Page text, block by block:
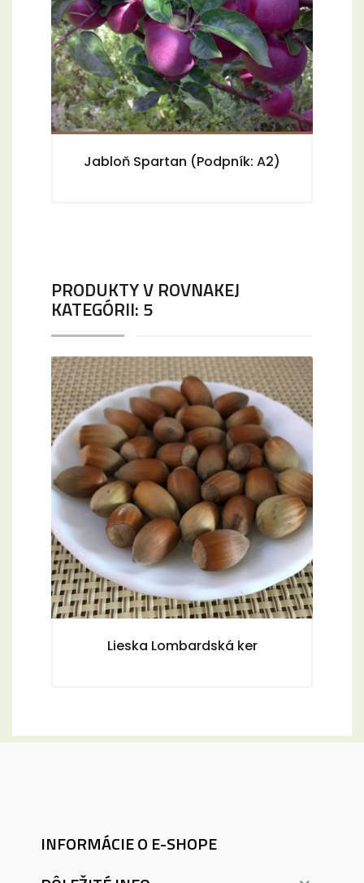
Jabloň Spartan (Podpník: A2)
PRODUKTY V ROVNAKEJ
KATEGÓRII: 5
Lieska Lombardská ker
INFORMÁCIE O E-SHOPE